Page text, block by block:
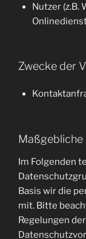
Nutzer (z.B.
Zwecke der
Maßgebliche
Im Folgenden
Basis wir die
mit. Bitte
Regelungen